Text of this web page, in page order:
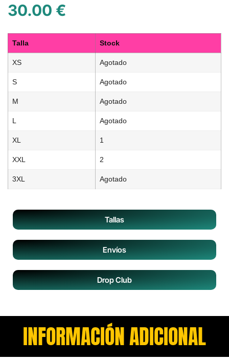
30.00 €
Talla Stock
XS Agotado
S Agotado
M Agotado
L Agotado
XL 1
XXL 2
3XL Agotado
Tallas
Envíos
Drop Club
INFORMACIÓN ADICIONAL